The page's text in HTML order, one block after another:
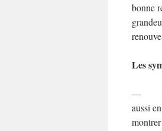
bonne
Les
— Le
aussi